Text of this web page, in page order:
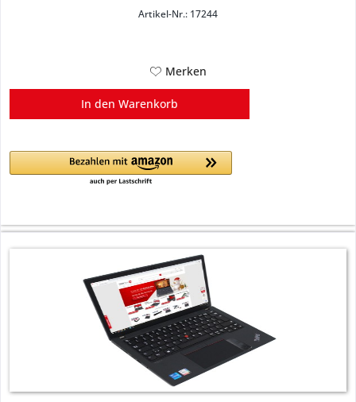
Artikel-Nr.: 17244
Merken
In den Warenkorb